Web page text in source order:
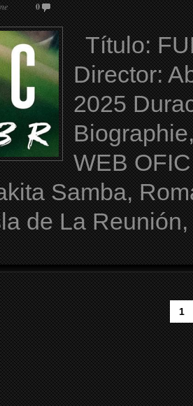
0
Título:
Director:
2025
WEB
Samba,
de La
1